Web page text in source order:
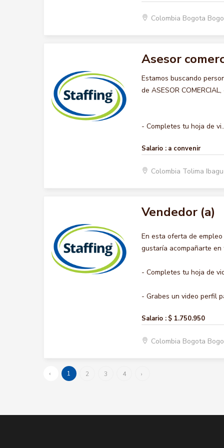
Colombia Bogota
Asesor
Estamos buscando
de ASESOR
- Completes tu hoja de
Salario : a convenir
Colombia Tolima
Vendedor (a)
En esta oferta de
gustaría acompañarte
- Completes tu hoja de
- Grabes un video perfil
Salario : $ 1.750.950
Colombia Bogota
‹ 1 2 3 4 ›